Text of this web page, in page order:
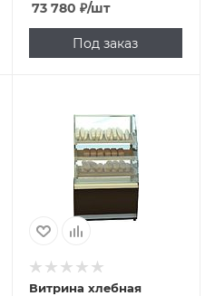
73 780 ₽/шт
Под заказ
Витрина хлебная